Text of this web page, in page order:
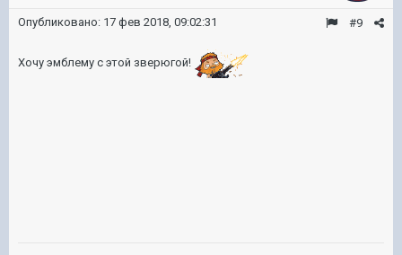
#9
Опубликовано: 17 фев 2018, 09:02:31
Хочу эмблему с этой зверюгой!